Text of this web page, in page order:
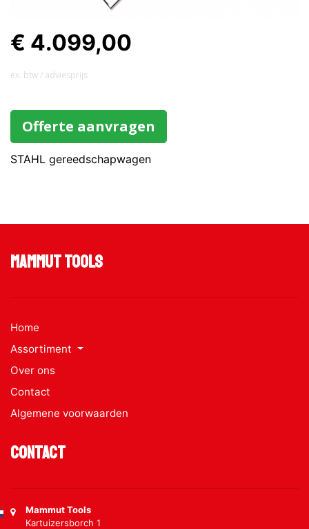
€ 4.099,00
ex. btw / adviesprijs
Offerte aanvragen
STAHL gereedschapwagen
Mammut Tools
Home
Assortiment
Over ons
Contact
Algemene voorwaarden
Contact
Mammut Tools
Kartuizersborch 1